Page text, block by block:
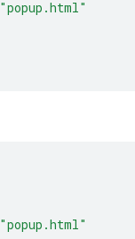
"popup.html"
"popup.html"